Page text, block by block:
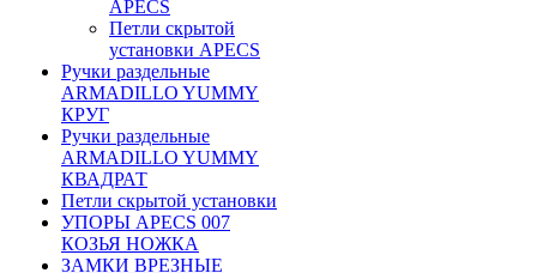
APECS
Петли скрытой
установки APECS
Ручки раздельные
ARMADILLO YUMMY
КРУГ
Ручки раздельные
ARMADILLO YUMMY
КВАДРАТ
Петли скрытой установки
УПОРЫ APECS 007
КОЗЬЯ НОЖКА
ЗАМКИ ВРЕЗНЫЕ